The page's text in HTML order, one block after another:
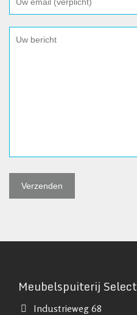
Meubelspuiterij Select
Industrieweg 68